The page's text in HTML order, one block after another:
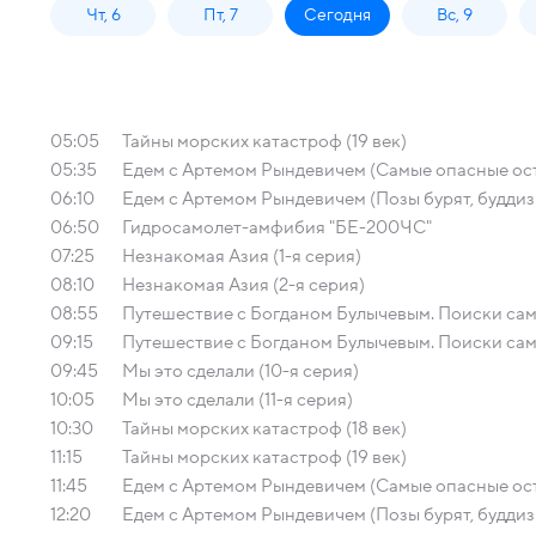
Чт, 6 Пт, 7 Сегодня Вс, 9
05:05
Тайны морских катастроф (19 век)
05:35
Едем с Артемом Рындевичем (Самые опасные
06:10
Едем с Артемом Рындевичем (Позы бурят,
06:50
Гидросамолет-амфибия "БЕ-200ЧС"
07:25
Незнакомая Азия (1-я серия)
08:10
Незнакомая Азия (2-я серия)
08:55
Путешествие с Богданом Булычевым. Поиски
09:15
Путешествие с Богданом Булычевым. Поиски
09:45
Мы это сделали (10-я серия)
10:05
Мы это сделали (11-я серия)
10:30
Тайны морских катастроф (18 век)
11:15
Тайны морских катастроф (19 век)
11:45
Едем с Артемом Рындевичем (Самые опасные
12:20
Едем с Артемом Рындевичем (Позы бурят,